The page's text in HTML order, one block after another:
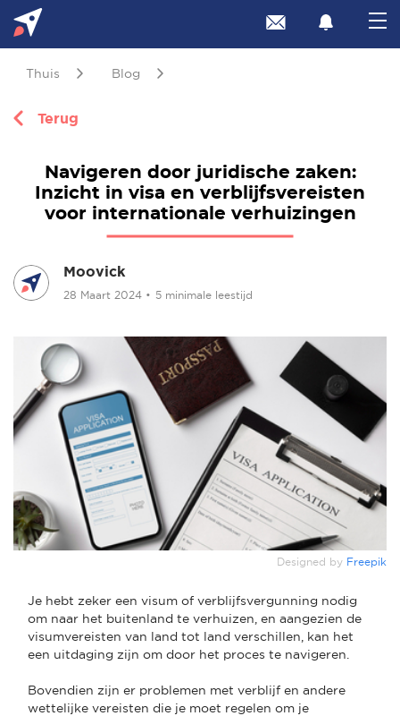
Thuis Blog
Terug
Navigeren door juridische zaken:
Inzicht in visa en verblijfsvereisten
voor internationale verhuizingen
Moovick
28 Maart 2024 • 5 minimale leestijd
Designed by Freepik
Je hebt zeker een visum of verblijfsvergunning nodig
om naar het buitenland te verhuizen, en aangezien de
visumvereisten van land tot land verschillen, kan het
een uitdaging zijn om door het proces te navigeren.
Bovendien zijn er problemen met verblijf en andere
wettelijke vereisten die je moet regelen om je